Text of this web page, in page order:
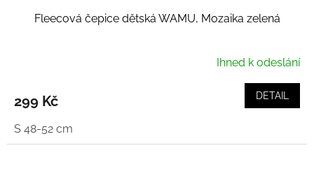
Fleecová čepice dětská WAMU, Mozaika zelená
Ihned k odeslání
299 Kč DETAIL
S 48-52 cm